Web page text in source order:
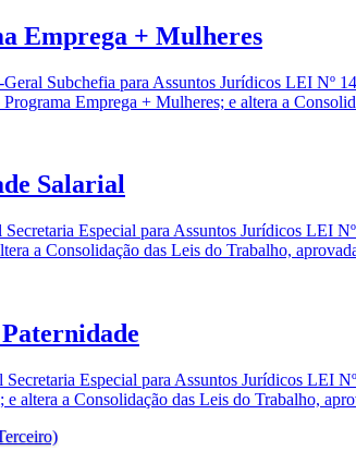
Emprega + Mulheres
Subchefia para Assuntos Jurídicos LEI
Emprega + Mulheres; e altera a
Salarial
Especial para Assuntos Jurídicos LEI
a Consolidação das Leis do Trabalho,
Especial para Assuntos Jurídicos
altera a Consolidação das Leis do Trabalho,